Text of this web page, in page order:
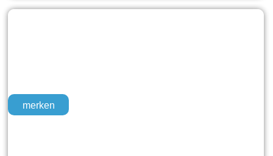
merken